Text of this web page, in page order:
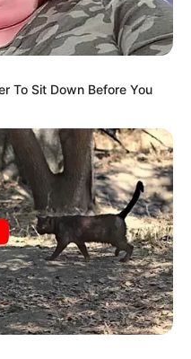
contendo os grãos
2
parafina e despeje
a vela secar por
To Sit Down Before You